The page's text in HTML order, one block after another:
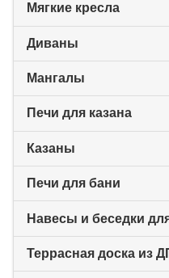
Мягкие кресла
Диваны
Мангалы
Печи для казана
Казаны
Печи для бани
Навесы и беседки
Террасная доска из